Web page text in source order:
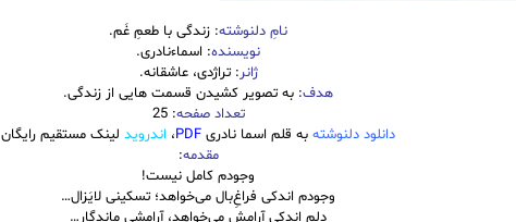
نامِ دلنوشته: زندگی با طعمِ غَم.
نویسنده: اسماءنادری.
ژانر: تراژدی، عاشقانه.
هدف: به تصویر کشیدن قسمت هایی از زندگی.
تعداد صفحه: 25
دانلود دلنوشته به قلم اسما نادری PDF، اندروید لینک مستقیم رایگان
مقدمه:
وجودم کامل نیست!
وجودم اندکی فراغِ‌بال می‌خواهد؛ تسکینی لایَزال…
دلم اندکی آرامش می‌خواهد، آرامشی ماندگار…